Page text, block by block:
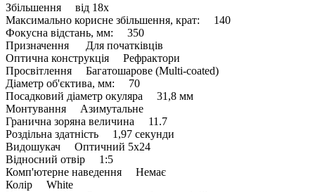
Збільшення від 18х
Максимально корисне збільшення, крат: 140
Фокусна відстань, мм: 350
Призначення Для початківців
Оптична конструкція Рефрактори
Просвітлення Багатошарове (Multi-coated)
Діаметр об'єктива, мм: 70
Посадковий діаметр окуляра 31,8 мм
Монтування Азимутальне
Гранична зоряна величина 11.7
Роздільна здатність 1,97 секунди
Видошукач Оптичний 5х24
Відносний отвір 1:5
Комп'ютерне наведення Немає
Колір White